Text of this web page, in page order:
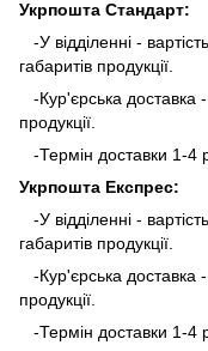
Укрпошта Стандарт:
-У відділенні -
габаритів продукції.
-Кур'єрська доставка -
продукції.
-Термін доставки 1-4
Укрпошта Експрес:
-У відділенні -
габаритів продукції.
-Кур'єрська доставка -
продукції.
-Термін доставки 1-4